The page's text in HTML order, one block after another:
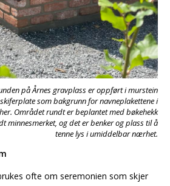
på Årnes gravplass er oppført i murstein
som bakgrunn for navneplakettene i
Området rundt er beplantet med bøkehekk
minnesmerket, og det er benker og plass til å
tenne lys i umiddelbar nærhet.
ofte om seremonien som skjer